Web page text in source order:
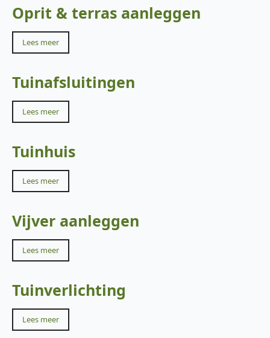
Oprit & terras aanleggen
Lees meer
Tuinafsluitingen
Lees meer
Tuinhuis
Lees meer
Vijver aanleggen
Lees meer
Tuinverlichting
Lees meer